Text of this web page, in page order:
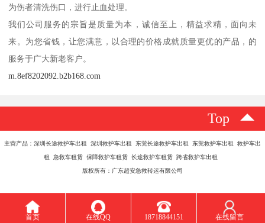
为伤者清洗伤口，进行止血处理。
我们公司服务的宗旨是质量为本，诚信至上，精益求精，面向未
来。为您省钱，让您满意，以合理的价格成就质量更优的产品，的
服务于广大新老客户。
m.8ef8202092.b2b168.com
Top
主营产品：深圳长途救护车出租 深圳救护车出租 东莞长途救护车出租 东莞救护车出租 救护车出
租 急救车租赁 保障救护车租赁 长途救护车租赁 跨省救护车出租
版权所有：广东超安急救转运有限公司
首页 在线QQ 18718844151 在线留言